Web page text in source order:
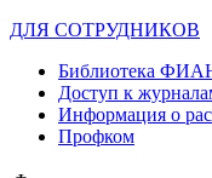
ДЛЯ СОТРУДНИКОВ
Библиотека
Доступ к
Информация о
Профком